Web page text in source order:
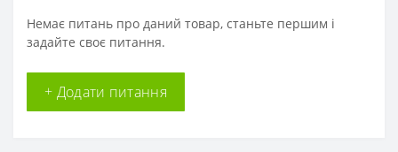
Немає питань про даний товар, станьте першим і
задайте своє питання.
+ Додати питання